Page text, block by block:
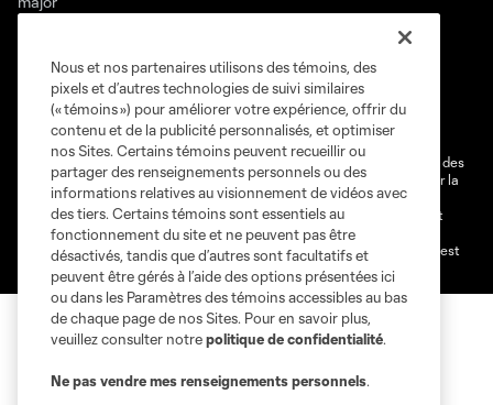
Conditions d'utilisation
Politique de confidentialité
Ne vendez pas et ne partagez pas mes information personnelles.
Paramètres des témoins
@2026 MLS. Le nom et l'écusson Major League Soccer et MLS sont des
marques déposées de Major League Soccer, LLC (“MLS”) protégés par la
loi. Les noms et les logos des différentes équipes de MLS sont des
marques déposées ou des marques de droit commun de MLS ou sont
utilisées avec l’autorisation ou l'accord tacite préalable de leurs
propriétaires. Toute l’utilisation de leurs noms et logos non-autorisée est
par conséquent prohibée est interdite.
Nous et nos partenaires utilisons des témoins, des
pixels et d’autres technologies de suivi similaires
(« témoins ») pour améliorer votre expérience, offrir du
contenu et de la publicité personnalisés, et optimiser
nos Sites. Certains témoins peuvent recueillir ou
partager des renseignements personnels ou des
informations relatives au visionnement de vidéos avec
des tiers. Certains témoins sont essentiels au
fonctionnement du site et ne peuvent pas être
désactivés, tandis que d’autres sont facultatifs et
peuvent être gérés à l’aide des options présentées ici
ou dans les Paramètres des témoins accessibles au bas
de chaque page de nos Sites. Pour en savoir plus,
veuillez consulter notrepolitique de confidentialité.
Ne pas vendre mes renseignements personnels.